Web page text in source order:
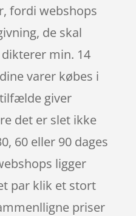
fordi webshops
de skal
min. 14
varer købes i
giver
det er slet ikke
60 eller 90 dages
ligger
par klik et stort
priser